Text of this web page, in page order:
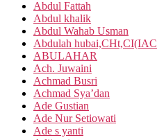
Abdul Fattah
Abdul khalik
Abdul Wahab Usman
Abdulah
ABULAHAR
Ach. Juwaini
Achmad Busri
Achmad Sya’dan
Ade Gustian
Ade Nur Setiowati
Ade s yanti